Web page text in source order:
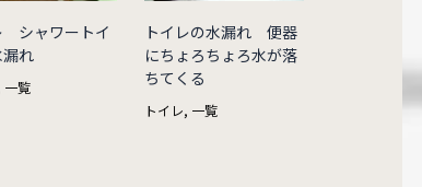
シャワートイ
漏れ
一覧
トイレの水漏れ 便器
にちょろちょろ水が落
ちてくる
トイレ, 一覧